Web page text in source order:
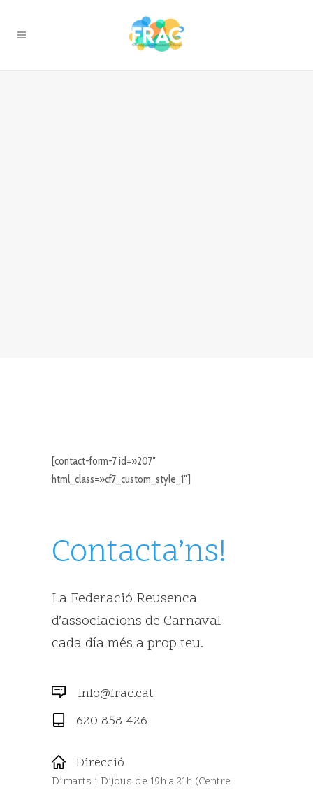
[contact-form-7 id=»207″
html_class=»cf7_custom_style_1″]
Contacta’ns!
La Federació Reusenca
d’associacions de Carnaval
cada día més a prop teu.
info@frac.cat
620 858 426
Direcció
Dimarts i Dijous de 19h a 21h (Centre